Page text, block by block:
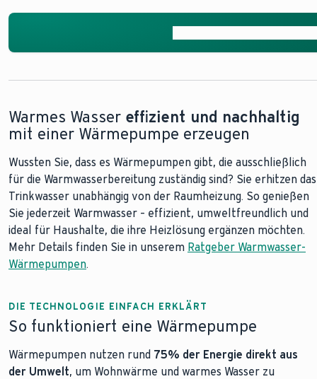
Mehr über
Warmes Wasser effizient und nachhaltig
mit einer Wärmepumpe erzeugen
Wussten Sie, dass es Wärmepumpen gibt, die ausschließlich
für die Warmwasserbereitung zuständig sind? Sie erhitzen das
Trinkwasser unabhängig von der Raumheizung. So genießen
Sie jederzeit Warmwasser – effizient, umweltfreundlich und
ideal für Haushalte, die ihre Heizlösung ergänzen möchten.
Mehr Details finden Sie in unserem Ratgeber Warmwasser-
Wärmepumpen.
DIE TECHNOLOGIE EINFACH ERKLÄRT
So funktioniert eine Wärmepumpe
Wärmepumpen nutzen rund 75% der Energie direkt aus
der Umwelt, um Wohnwärme und warmes Wasser zu